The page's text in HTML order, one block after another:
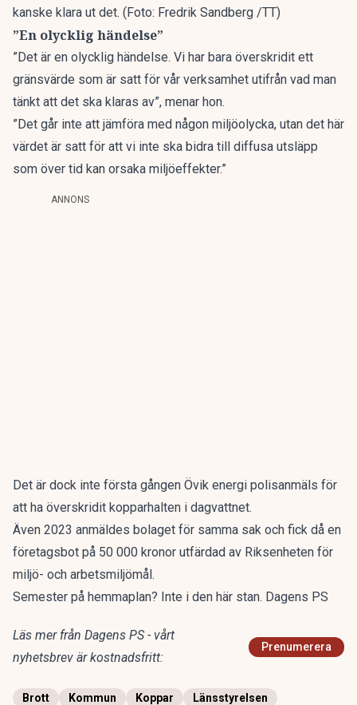
kanske klara ut det. (Foto: Fredrik Sandberg /TT)
”En olycklig händelse”
”Det är en olycklig händelse. Vi har bara överskridit ett
gränsvärde som är satt för vår verksamhet utifrån vad man
tänkt att det ska klaras av”, menar hon.
”Det går inte att jämföra med någon miljöolycka, utan det här
värdet är satt för att vi inte ska bidra till diffusa utsläpp
som över tid kan orsaka miljöeffekter.”
ANNONS
Det är dock inte första gången Övik energi polisanmäls för
att ha överskridit kopparhalten i dagvattnet.
Även 2023 anmäldes bolaget för samma sak och fick då en
företagsbot på 50 000 kronor utfärdad av Riksenheten för
miljö- och arbetsmiljömål.
Semester på hemmaplan? Inte i den här stan. Dagens PS
Läs mer från Dagens PS - vårt
nyhetsbrev är kostnadsfritt:
Prenumerera
Brott Kommun Koppar
Länsstyrelsen